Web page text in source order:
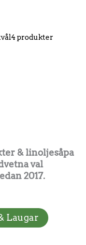
4 produkter
& linoljesåpa
val
2017.
Laugar